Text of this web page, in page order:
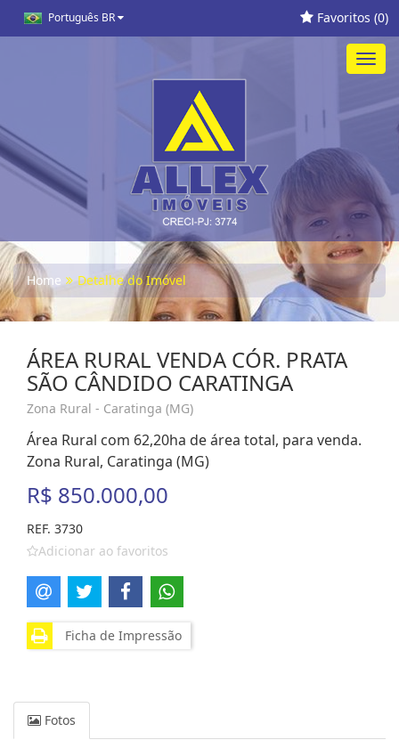
Português BR Favoritos (0)
Home Detalhe do Imóvel
ÁREA RURAL VENDA CÓR. PRATA
SÃO CÂNDIDO CARATINGA
Zona Rural - Caratinga (MG)
Área Rural com 62,20ha de área total, para venda.
Zona Rural, Caratinga (MG)
R$ 850.000,00
REF. 3730
Adicionar ao favoritos
Ficha de Impressão
Fotos